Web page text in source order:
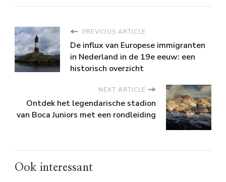
PREVIOUS ARTICLE
De influx van Europese immigranten
in Nederland in de 19e eeuw: een
historisch overzicht
NEXT ARTICLE
Ontdek het legendarische stadion
van Boca Juniors met een rondleiding
Ook interessant